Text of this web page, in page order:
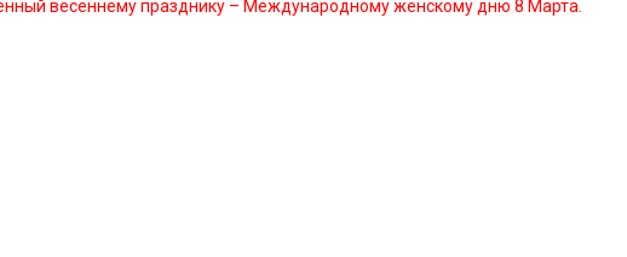
весеннему празднику – Международному женскому дню 8 Марта.